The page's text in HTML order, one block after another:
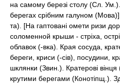
на самому березі столу (Сл.
берегах срібним галуном
та). [На гаптовані омети ризи
соломенной крыши - стріха,
облавок (-вка). Края сосуда,
береги, криси (-сів), посудини,
шклянки (Звин.). Кратерові
крутими берегами (Конотіпщ.).